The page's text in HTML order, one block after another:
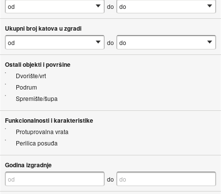
do
Ukupni broj katova u zgradi
do
Ostali objekti i površine
Dvorište/vrt
Podrum
Spremište/šupa
Funkcionalnosti i karakteristike
Protuprovalna vrata
Perilica posuđa
Godina izgradnje
do